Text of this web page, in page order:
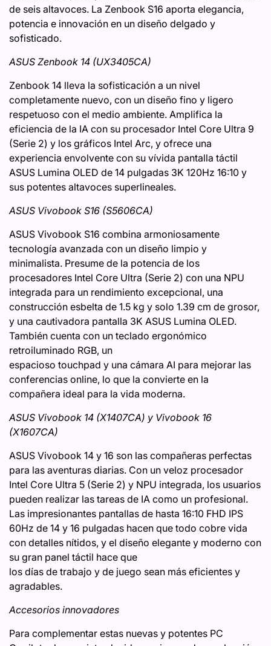
de seis altavoces. La Zenbook S16 aporta elegancia,
potencia e innovación en un diseño delgado y
sofisticado.
ASUS Zenbook 14 (UX3405CA)
Zenbook 14 lleva la sofisticación a un nivel
completamente nuevo, con un diseño fino y ligero
respetuoso con el medio ambiente. Amplifica la
eficiencia de la IA con su procesador Intel Core Ultra 9
(Serie 2) y los gráficos Intel Arc, y ofrece una
experiencia envolvente con su vívida pantalla táctil
ASUS Lumina OLED de 14 pulgadas 3K 120Hz 16:10 y
sus potentes altavoces superlineales.
ASUS Vivobook S16 (S5606CA)
ASUS Vivobook S16 combina armoniosamente
tecnología avanzada con un diseño limpio y
minimalista. Presume de la potencia de los
procesadores Intel Core Ultra (Serie 2) con una NPU
integrada para un rendimiento excepcional, una
construcción esbelta de 1.5 kg y solo 1.39 cm de grosor,
y una cautivadora pantalla 3K ASUS Lumina OLED.
También cuenta con un teclado ergonómico
retroiluminado RGB, un
espacioso touchpad y una cámara AI para mejorar las
conferencias online, lo que la convierte en la
compañera ideal para la vida moderna.
ASUS Vivobook 14 (X1407CA) y Vivobook 16
(X1607CA)
ASUS Vivobook 14 y 16 son las compañeras perfectas
para las aventuras diarias. Con un veloz procesador
Intel Core Ultra 5 (Serie 2) y NPU integrada, los usuarios
pueden realizar las tareas de IA como un profesional.
Las impresionantes pantallas de hasta 16:10 FHD IPS
60Hz de 14 y 16 pulgadas hacen que todo cobre vida
con detalles nítidos, y el diseño elegante y moderno con
su gran panel táctil hace que
los días de trabajo y de juego sean más eficientes y
agradables.
Accesorios innovadores
Para complementar estas nuevas y potentes PC